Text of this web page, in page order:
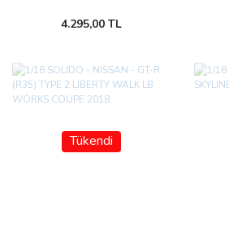
4.295,00 TL
Tükendi